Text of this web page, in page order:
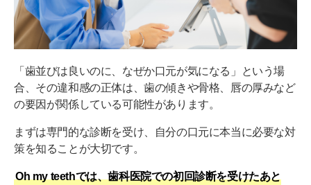
「歯並びは良いのに、なぜか口元が気になる」という場
合、その違和感の正体は、歯の傾きや骨格、唇の厚みなど
の要因が関係している可能性があります。
まずは専門的な診断を受け、自分の口元に本当に必要な対
策を知ることが大切です。
Oh my teethでは、歯科医院での初回診断を受けたあと